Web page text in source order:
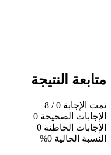
متابعة النتيجة
تمت الإجابة 0
/ 8
الإجابات الصحيحة 0
الإجابات الخاطئة 0
النسبة الحالية 0%